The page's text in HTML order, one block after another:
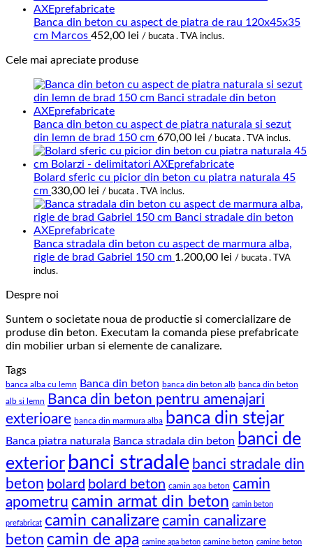
Banca din beton cu aspect de piatra de rau 120x45x35
cm Marcos 452,00 lei / bucata . TVA inclus.
Cele mai apreciate produse
Banca din beton cu aspect de piatra naturala si sezut
din lemn de brad 150 cm 670,00 lei / bucata . TVA inclus.
Bolard sferic cu picior din beton cu piatra naturala 45
cm 330,00 lei / bucata . TVA inclus.
Banca stradala din beton cu aspect de marmura alba,
rigle de brad Gabriel 150 cm 1.200,00 lei / bucata . TVA
inclus.
Despre noi
Suntem o societate noua de productie si comercializare de
produse din beton. Executam la comanda piese prefabricate
din mobilier urban si elemente de canalizare.
Tags
banca alba cu lemn Banca din beton banca din beton alb banca din beton
alb si lemn
Banca din beton pentru amenajari
exterioare banca din marmura alba banca din stejar
Banca piatra naturala Banca stradala din beton banci de
exterior banci stradale banci stradale din
beton bolard bolard beton camin apa beton camin
apometru camin armat din beton camin beton
prefabricat camin canalizarecamin canalizare
beton camin de apa camine apa beton camine beton camine beton